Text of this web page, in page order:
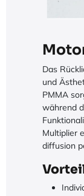
Das
und
PMMA
während
Multiplier
diffusion